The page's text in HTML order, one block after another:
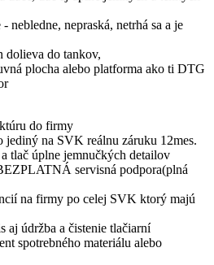
nebledne, nepraská, netrhá sa a je
dolieva do tankov,
plocha alebo platforma ako ti DTG
do firmy
jediný na SVK reálnu záruku 12mes.
tlač úplne jemnučkých detailov
servisná podpora(plná
na firmy po celej SVK ktorý majú
aj údržba a čistenie tlačiarní
spotrebného materiálu alebo